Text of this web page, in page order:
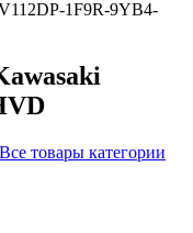
Все товары категории